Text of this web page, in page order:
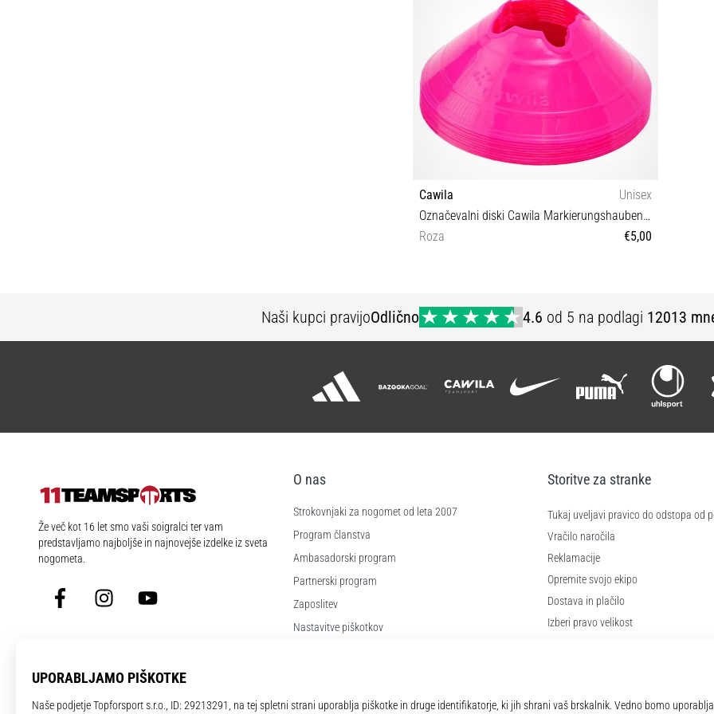
Cawila
Unisex
Označevalni diski Cawila Markierungshauben M 10er Set
Roza
€5,00
Naši kupci pravijoOdlično 4.6 od 5 na podlagi 12013
11teamsports.si
Že več kot 16 let smo vaši soigralci ter vam
predstavljamo najboljše in najnovejše izdelke iz sveta
nogometa.
FacebookInstagramYouTube
O nas
Strokovnjaki za nogomet od leta 2007
Program članstva
Ambasadorski program
Partnerski program
Zaposlitev
Nastavitve piškotkov
Storitve za stranke
Tukaj uveljavi pravico do odstopa od
Vračilo naročila
Reklamacije
Opremite svojo ekipo
Dostava in plačilo
Izberi pravo velikost